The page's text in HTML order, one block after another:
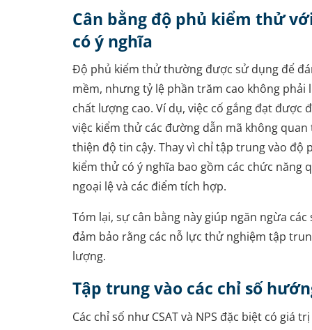
Cân bằng độ phủ kiểm thử
có ý nghĩa
Độ phủ kiểm thử thường được sử dụng để
mềm, nhưng tỷ lệ phần trăm cao không phải
chất lượng cao. Ví dụ, việc cố gắng đạt được
việc kiểm thử các đường dẫn mã không
thiện độ tin cậy. Thay vì chỉ tập trung vào độ
kiểm thử có ý nghĩa bao gồm các chức năng
ngoại lệ và các điểm tích hợp.
Tóm lại, sự cân bằng này giúp ngăn ngừa
đảm bảo rằng các nỗ lực thử nghiệm tập
lượng.
Tập trung vào các chỉ số
Các chỉ số như CSAT và NPS đặc biệt có giá